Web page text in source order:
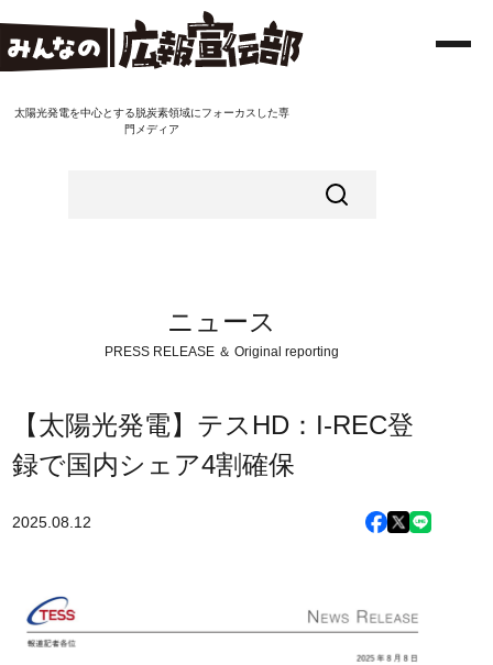
太陽光発電を中心とする脱炭素領域にフォーカスした専
門メディア
ニュース
PRESS RELEASE ＆ Original reporting
【太陽光発電】テスHD：I-REC登
録で国内シェア4割確保
2025.08.12